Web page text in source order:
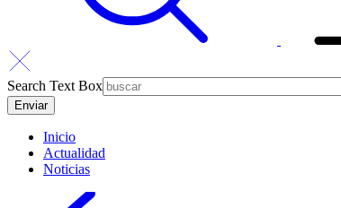
Search Text Box
Inicio
Actualidad
Noticias